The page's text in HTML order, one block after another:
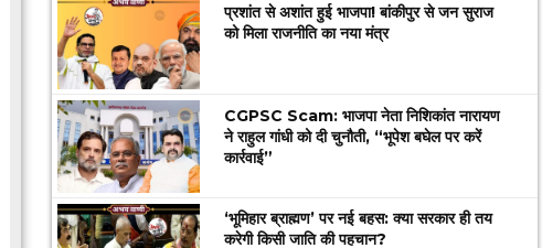
प्रशांत से अशांत हुई भाजपा! बांकीपुर से जन सुराज
को मिला राजनीति का नया मंत्र
CGPSC Scam: भाजपा नेता निशिकांत नारायण
ने राहुल गांधी को दी चुनौती, “भूपेश बघेल पर करें
कार्रवाई”
‘भूमिहार ब्राह्मण’ पर नई बहस: क्या सरकार ही तय
करेगी किसी जाति की पहचान?